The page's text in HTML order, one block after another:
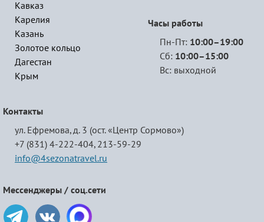
Кавказ
Карелия
Казань
Золотое кольцо
Дагестан
Крым
Часы работы
Пн-Пт: 10:00–19:00
Сб: 10:00–15:00
Вс: выходной
Контакты
ул. Ефремова, д. 3 (ост. «Центр Сормово»)
+7 (831) 4-222-404, 213-59-29
info@4sezonatravel.ru
Мессенджеры / соц.сети